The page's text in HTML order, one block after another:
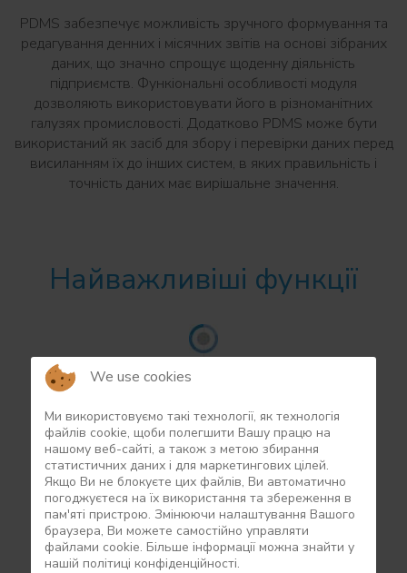
PDMS забезпечує можливість зручного формування та
редагування денних і місячних звітів на основі зібраних
даних, що значно спрощує щоденну діяльність
підприємств. Функіональні особливості модуля
дозволяють використовувати його в різноманітних
галузях промисловості. Додатково PDMS може бути
використаний як засіб для збору і перевірки даних перед
висиланням їх до інших систем, в яких правильність і
точність даних має вирішальне значення.
Найважливіші функції
Автоматизований збір вимірювальних даних із
різноманітних зовнішніх джерел
Настроювані денні та місячні звіти
We use cookies
Ми використовуємо такі технології, як технологія
файлів сookie, щоби полегшити Вашу працю на
нашому веб-сайті, а також з метою збирання
статистичних даних і для маркетингових цілей.
Якщо Ви не блокуєте цих файлів, Ви автоматично
погоджуєтеся на їх використання та збереження в
пам'яті пристрою. Змінюючи налаштування Вашого
браузера, Ви можете самостійно управляти
файлами cookie. Більше інформації можна знайти у
нашій політиці конфіденційності.